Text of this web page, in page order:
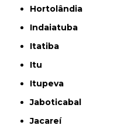
Hortolândia
Indaiatuba
Itatiba
Itu
Itupeva
Jaboticabal
Jacareí